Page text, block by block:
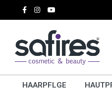
HAARPFLGE